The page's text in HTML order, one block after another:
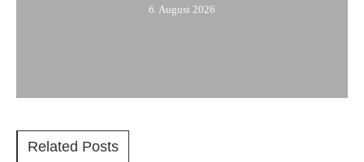
6. August 2026
Related Posts